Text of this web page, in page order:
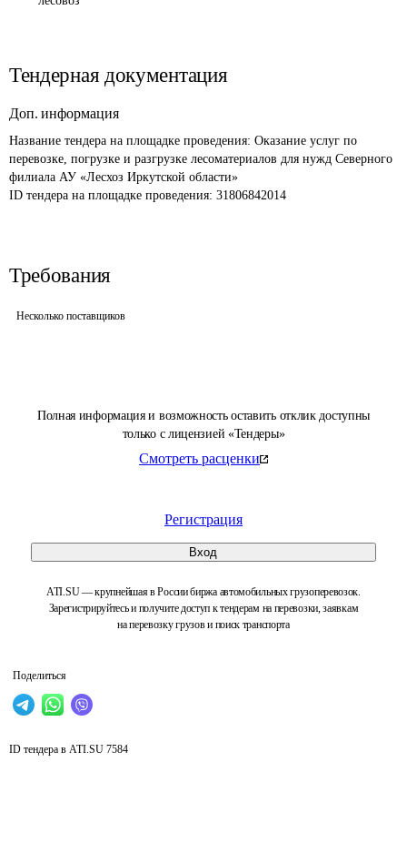
Полная информация и возможность оставить отклик доступны
только с лицензией «Тендеры»
Смотреть расценки
Регистрация
Вход
ATI.SU — крупнейшая в России биржа автомобильных грузоперевозок.
Зарегистрируйтесь и получите доступ к тендерам на перевозки, заявкам
на перевозку грузов и поиск транспорта
Поделиться
Тендерная документация
Доп. информация
Название тендера на площадке проведения: Оказание услуг по
перевозке, погрузке и разгрузке лесоматериалов для нужд Северного
филиала АУ «Лесхоз Иркутской области»
ID тендера на площадке проведения: 31806842014
Требования
Несколько поставщиков
ID тендера в ATI.SU 7584